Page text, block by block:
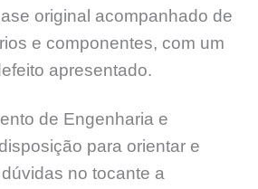
original acompanhado de
e componentes, com um
apresentado.
de Engenharia e
para orientar e
no tocante a